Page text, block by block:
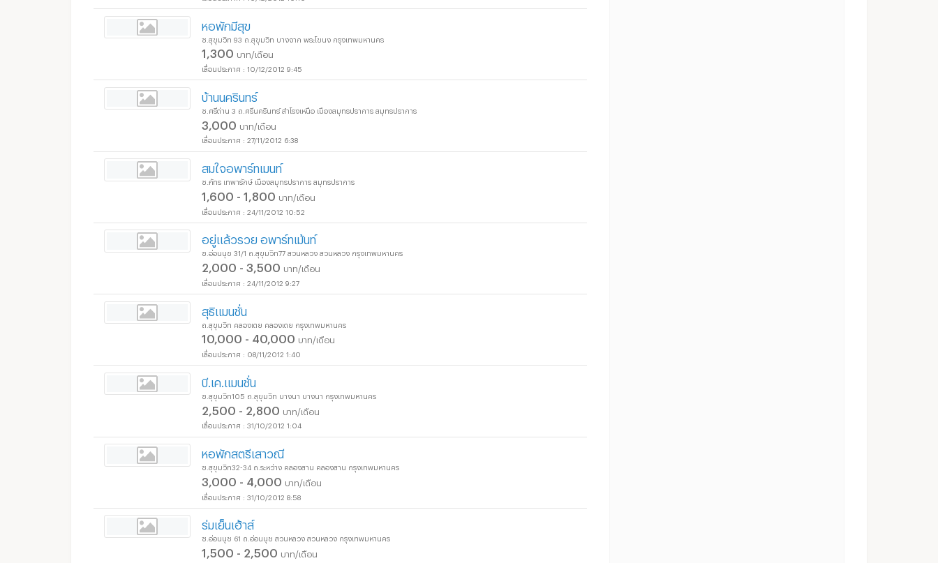
หอพักมีสุข
ซ.สุขุมวิท 93 ถ.สุขุมวิท บางจาก พระโขนง กรุงเทพมหานคร
1,300 บาท/เดือน
10/12/2012 9:45
บ้านนครินทร์
ซ.ศรีด่าน 3 ถ.ศรีนครินทร์ สำโรงเหนือ เมืองสมุทรปราการ สมุทรปราการ
3,000 บาท/เดือน
27/11/2012 6:38
สมใจอพาร์ทเมนท์
ซ.ภัทร เทพารักษ์ เมืองสมุทรปราการ สมุทรปราการ
1,600 - 1,800 บาท/เดือน
24/11/2012 10:52
อยู่แล้วรวย อพาร์ทเม้นท์
ซ.อ่อนนุช 31/1 ถ.สุขุมวิท77 สวนหลวง สวนหลวง กรุงเทพมหานคร
2,000 - 3,500 บาท/เดือน
24/11/2012 9:27
สุธิแมนชั่น
ถ.สุขุมวิท คลองเตย คลองเตย กรุงเทพมหานคร
10,000 - 40,000 บาท/เดือน
08/11/2012 1:40
บี.เค.แมนชั่น
ซ.สุขุมวิท105 ถ.สุขุมวิท บางนา บางนา กรุงเทพมหานคร
2,500 - 2,800 บาท/เดือน
31/10/2012 1:04
หอพักสตรีเสาวณี
ซ.สุขุมวิท32-34 ถ.ระหว่าง คลองสาน คลองสาน กรุงเทพมหานคร
3,000 - 4,000 บาท/เดือน
31/10/2012 8:58
ร่มเย็นเฮ้าส์
ซ.อ่อนนุช 61 ถ.อ่อนนุช สวนหลวง สวนหลวง กรุงเทพมหานคร
1,500 - 2,500 บาท/เดือน